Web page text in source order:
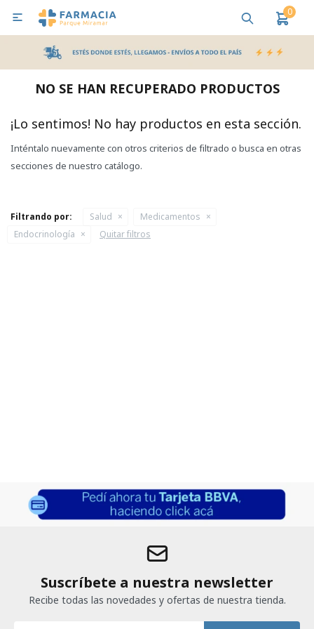
0

NO SE HAN RECUPERADO PRODUCTOS
¡Lo sentimos! No hay productos en esta sección.
Inténtalo nuevamente con otros criterios de filtrado o busca en otras
secciones de nuestro catálogo.
Filtrando por: Salud
Medicamentos
Endocrinología
Quitar filtros
Suscríbete a nuestra newsletter
Recibe todas las novedades y ofertas de nuestra tienda.
MI CUENTA
Bebes y Maternidad Salud
Pañales y Toallitas
Lactancia y Nutrición
Higiene y Bienestar